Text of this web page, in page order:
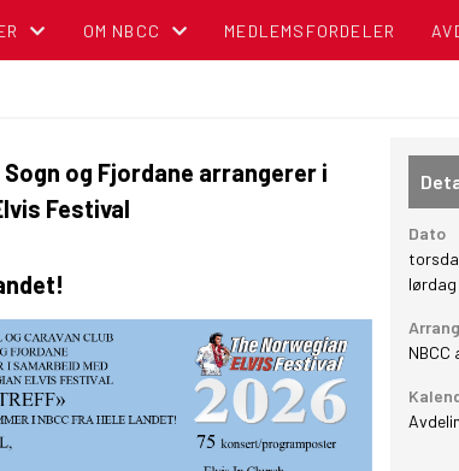
OM NBCC
TIPS OG RÅD
NBCC I MEDIA
CAMPINGBROSJYRER
MEDLEMSFORDELER
og Fjordane arrangerer i
Festival
Dato
lørdag
NBCC